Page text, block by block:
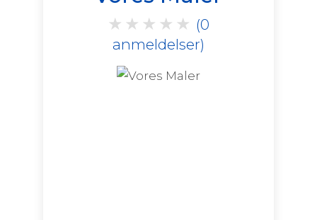
★ ★ ★ ★ ★ (0
anmeldelser)